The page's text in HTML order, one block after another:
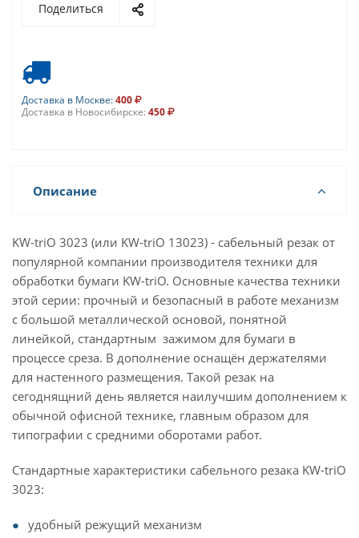
Поделиться
Доставка в Москве:400
Доставка в Новосибирске: 450
Описание
KW-triO 3023 (или KW-triO 13023) - сабельный резак от
популярной компании производителя техники для
обработки бумаги KW-triO. Основные качества техники
этой серии: прочный и безопасный в работе механизм
с большой металлической основой, понятной
линейкой, стандартным зажимом для бумаги в
процессе среза. В дополнение оснащён держателями
для настенного размещения. Такой резак на
сегоднящний день является наилучшим дополнением к
обычной офисной технике, главным образом для
типографии с средними оборотами работ.
Стандартные характеристики сабельного резака KW-triO
3023:
удобный режущий механизм